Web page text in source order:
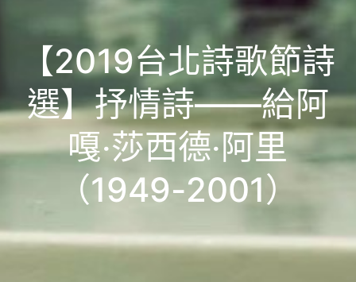
【2019台北詩歌節詩
選】抒情詩——給阿
嘎‧莎西德‧阿里
（1949-2001）